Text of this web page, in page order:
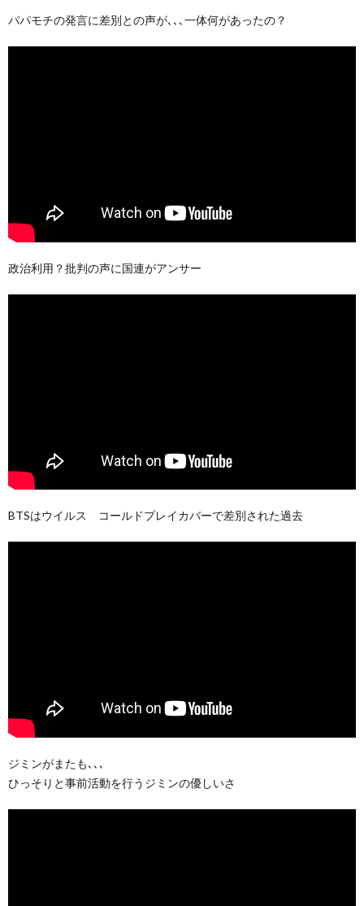
パパモチの発言に差別との声が､､､一体何があったの？
政治利用？批判の声に国連がアンサー
BTSはウイルス コールドプレイカバーで差別された過去
ジミンがまたも､､､
ひっそりと事前活動を行うジミンの優しいさ